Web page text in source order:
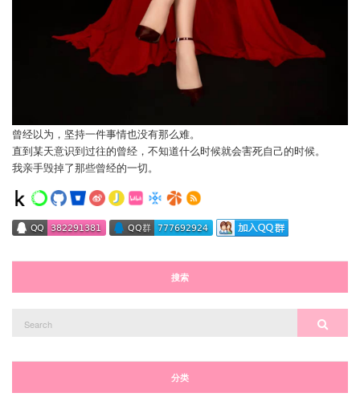
曾经以为，坚持一件事情也没有那么难。
直到某天意识到过往的曾经，不知道什么时候就会害死自己的时候。
我亲手毁掉了那些曾经的一切。
搜索
分类